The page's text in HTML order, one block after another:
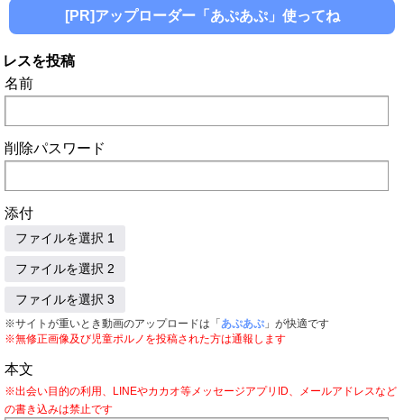
[PR]アップローダー「あぷあぷ」使ってね
レスを投稿
名前
削除パスワード
添付
ファイルを選択 1
ファイルを選択 2
ファイルを選択 3
※サイトが重いとき動画のアップロードは「 あぷあぷ 」が快適です
※無修正画像及び児童ポルノを投稿された方は通報します
本文
※出会い目的の利用、LINEやカカオ等メッセージアプリID、メールアドレスなど
の書き込みは禁止です